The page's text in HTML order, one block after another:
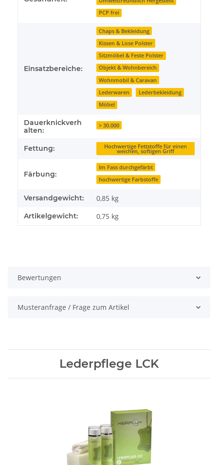
PCP frei
Einsatzbereiche:
Chaps & Bekleidung
Kissen & Lose Polster
Sitzmöbel & Feste Polster
Objekt & Wohnbereich
Wohnmobil & Caravan
Lederwaren
Lederbekleidung
Möbel
Dauerknickverh
alten:
> 30.000
Fettung: Hochwertige Fettstoffe für einen
weichen, softigen Griff
Färbung:
Im Fass durchgefärbt
hochwertige Farbstoffe
Versandgewicht: 0,85 kg
Artikelgewicht: 0,75 kg
Bewertungen
Musteranfrage / Frage zum Artikel
Lederpflege LCK